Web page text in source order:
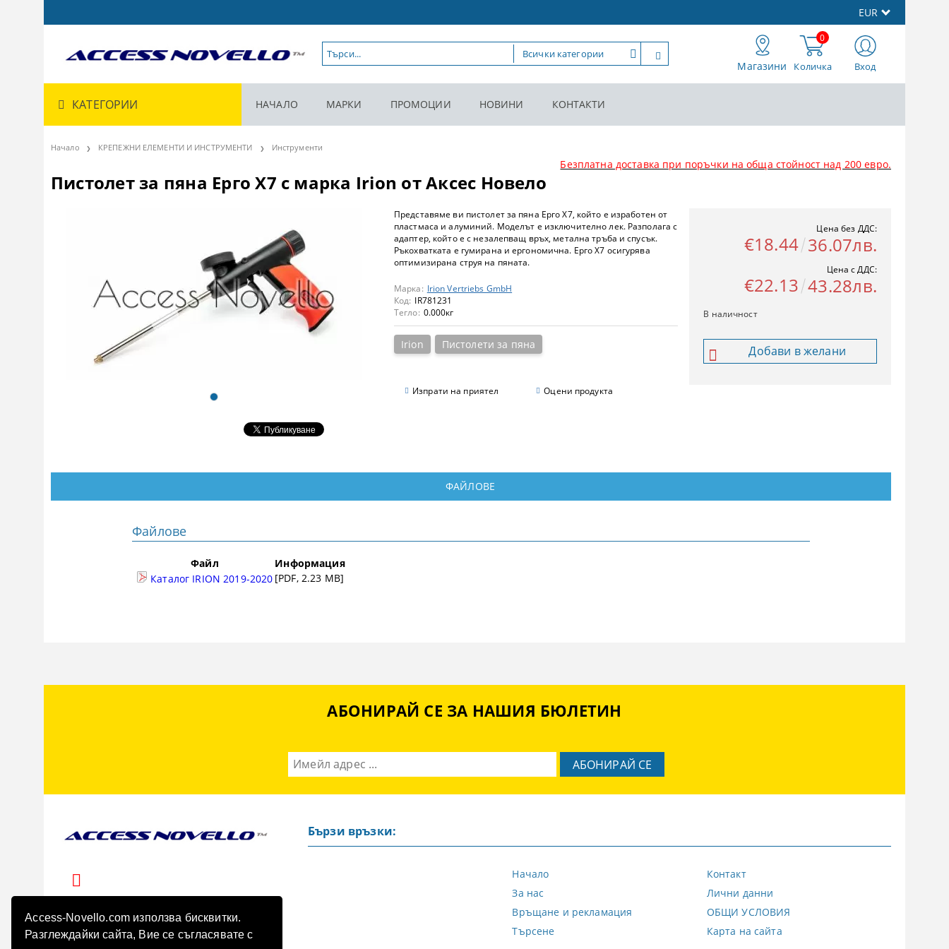
Access-Novello.com използва бисквитки.
Разглеждайки сайта, Вие се съгласявате с
EUR
Магазини Количка
0
Вход
КАТЕГОРИИ НАЧАЛО МАРКИ ПРОМОЦИИ НОВИНИ КОНТАКТИ
Начало КРЕПЕЖНИ ЕЛЕМЕНТИ И ИНСТРУМЕНТИ Инструменти
Безплатна доставка при поръчки на обща стойност над 200 евро.
Пистолет за пяна Ерго Х7 с марка Irion от Аксес Новело
Представяме ви пистолет за пяна Ерго Х7, който е изработен от
пластмаса и алуминий. Моделът е изключително лек. Разполага с
адаптер, който е с незалепващ връх, метална тръба и спусък.
Ръкохватката е гумирана и ергономична. Ерго Х7 осигурява
оптимизирана струя на пяната.
Марка: Irion Vertriebs GmbH
Код: IR781231
Тегло: 0.000кг
Irion Пистолети за пяна
Изпрати на приятел Оцени продукта
Цена без ДДС:
€18.44 36.07лв.
Цена с ДДС:
€22.13 43.28лв.
В наличност
Добави в желани
ФАЙЛОВЕ
Файлове
Файл
Информация
Каталог IRION 2019-2020 [PDF, 2.23 MB]
АБОНИРАЙ СЕ ЗА НАШИЯ БЮЛЕТИН
Бързи връзки:
Начало
За нас
Връщане и рекламация
Търсене
Контакт
Лични данни
ОБЩИ УСЛОВИЯ
Карта на сайта